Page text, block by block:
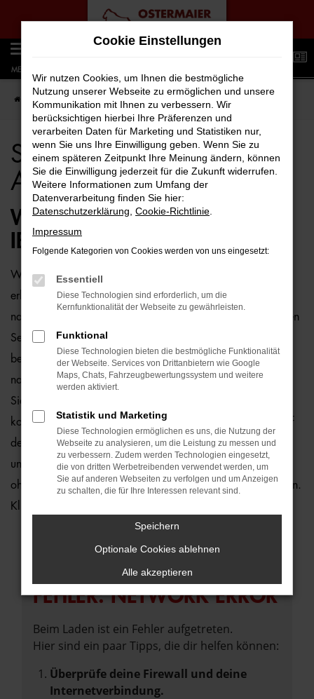
Zum
Hauptinhalt
springen
MENÜ
Startseite Bremen Seat Seat Ibiza für Bremen Top Angebote
Seat Ibiza für Bremen Top
Angebote
WIE WÄRE ES MIT EINEM SEAT
IBIZA FÜR BREMEN?
Wer zu uns und damit zur Auto-Familie Ostermaier kommt,
erhält viele Vorschläge rund um die Mobilität. Das gilt
natürlich auch für Bremen und Umgebung, wo wir gerne den
Seat Ibiza empfehlen. Die Rede ist von einem rundum
bewährten und zuverlässigen Fahrzeug, das perfekt zu
nahezu jedem Anspruch in Bremen passt. Gerne lassen wir
Sie bei uns vor Ort einsteigen oder übernehmen die
komplette Beratung auf digitalem Weg. Der Vorteil liegt auf
der Hand, denn so erhalten Sie Ihren Seat Ibiza frei Haus
und erfreuen sich an der direkten Lieferung nach Bremen
ohne für den Autokauf Ihre eigenen vier Wände zu verlassen.
Klingt gut? Dann kontaktieren Sie uns noch heute.
FEHLER: NETWORK ERROR
Beim Laden ist ein Fehler aufgetreten.
Hier sind ein paar Tipps, die dir helfen können:
Überprüfe deine Firewall und deine
Internetverbindung.
Cookie Einstellungen
Wir nutzen Cookies, um Ihnen die bestmögliche
Nutzung unserer Webseite zu ermöglichen und unsere
Kommunikation mit Ihnen zu verbessern. Wir
berücksichtigen hierbei Ihre Präferenzen und
verarbeiten Daten für Marketing und Statistiken nur,
wenn Sie uns Ihre Einwilligung geben. Wenn Sie zu
einem späteren Zeitpunkt Ihre Meinung ändern, können
Sie die Einwilligung jederzeit für die Zukunft widerrufen.
Weitere Informationen zum Umfang der
Datenverarbeitung finden Sie hier:
Datenschutzerklärung Cookie-Richtlinie
Impressum
Folgende Kategorien von Cookies werden von uns eingesetzt:
Essentiell
Diese Technologien sind erforderlich, um die
Kernfunktionalität der Webseite zu gewährleisten.
Funktional
Diese Technologien bieten die bestmögliche Funktionalität
der Webseite. Services von Drittanbietern wie Google
Maps, Chats, Fahrzeugbewertungssystem und weitere
werden aktiviert.
Statistik und Marketing
Diese Technologien ermöglichen es uns, die Nutzung der
Webseite zu analysieren, um die Leistung zu messen und
zu verbessern. Zudem werden Technologien eingesetzt,
die von dritten Werbetreibenden verwendet werden, um
Sie auf anderen Webseiten zu verfolgen und um Anzeigen
zu schalten, die für Ihre Interessen relevant sind.
Speichern
Optionale Cookies ablehnen
Alle akzeptieren